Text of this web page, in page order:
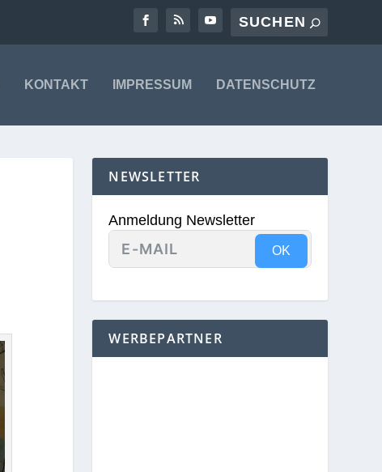
KONTAKT IMPRESSUM DATENSCHUTZ
NEWSLETTER
Anmeldung Newsletter
OK
WERBEPARTNER